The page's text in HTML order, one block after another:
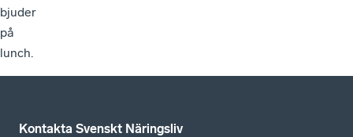
bjuder
på
lunch.
Kontakta Svenskt Näringsliv